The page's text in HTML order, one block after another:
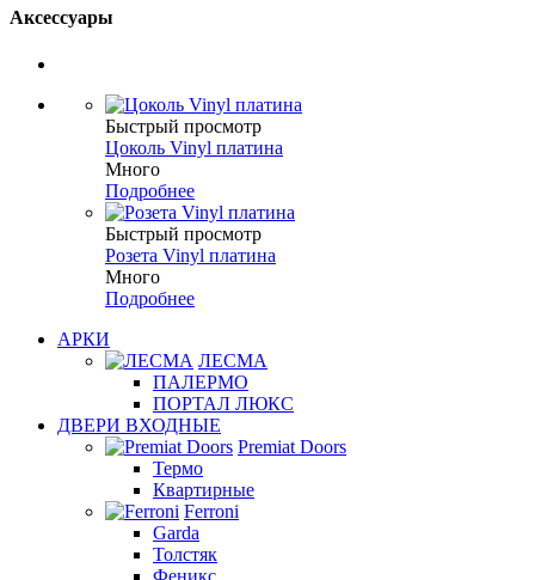
Аксессуары
Быстрый просмотр
Цоколь Vinyl платина
Много
Подробнее
Быстрый просмотр
Розета Vinyl платина
Много
Подробнее
АРКИ
ЛЕСМА
ПАЛЕРМО
ПОРТАЛ ЛЮКС
ДВЕРИ ВХОДНЫЕ
Premiat Doors
Термо
Квартирные
Ferroni
Garda
Толстяк
Феникс